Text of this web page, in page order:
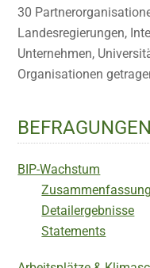
30
Landesregierungen,
Unternehmen,
Organisationen
BEFRAGUNGEN
BIP-Wachstum
Zusammenfassung
Detailergebnisse
Statements